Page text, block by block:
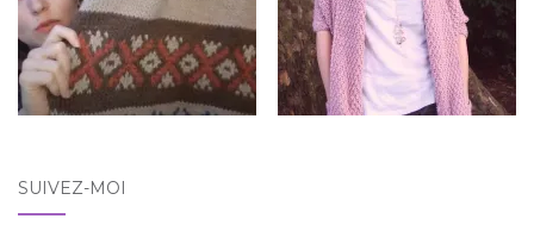
SUIVEZ-MOI